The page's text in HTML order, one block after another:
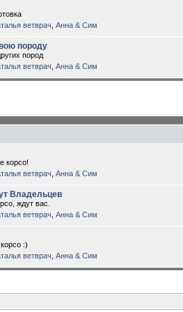
ветврач Анна & Сим
породу
пород
ветврач Анна & Сим
корсо!
ветврач Анна & Сим
Владельцев
ждут вас.
ветврач Анна & Сим
:)
ветврач Анна & Сим